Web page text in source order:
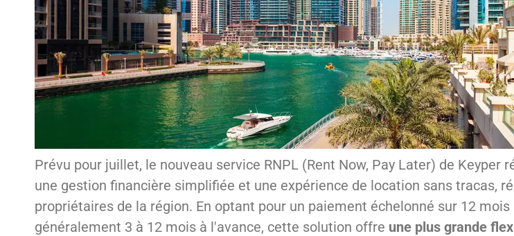
Prévu pour juillet, le nouveau service RNPL (Rent Now, Pay Later) de
une gestion financière simplifiée et une expérience de location sans tracas,
propriétaires de la région. En optant pour un paiement échelonné sur 12
généralement 3 à 12 mois à l'avance, cette solution offre une plus grande